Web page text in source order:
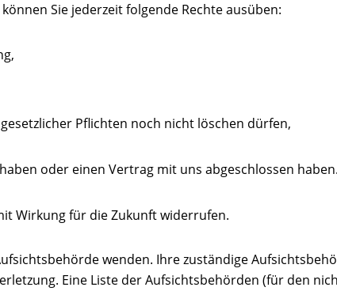
Sie jederzeit folgende Rechte ausüben:
Pflichten noch nicht löschen dürfen,
oder einen Vertrag mit uns abgeschlossen haben.
Wirkung für die Zukunft widerrufen.
wenden. Ihre zuständige
Eine Liste der Aufsichtsbehörden (für den